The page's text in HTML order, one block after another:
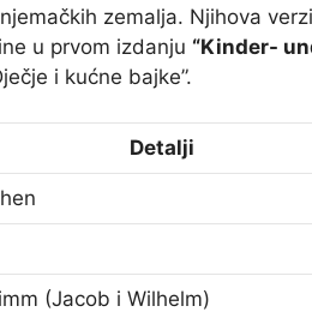
zemalja. Njihova
u prvom izdanju “Kinder-
i kućne bajke”.
Detalji
(Jacob i Wilhelm)